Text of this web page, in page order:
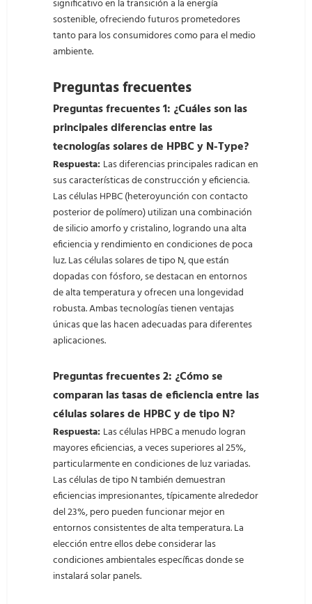
significativo en la transición a la energía
sostenible, ofreciendo futuros prometedores
tanto para los consumidores como para el medio
ambiente.
Preguntas frecuentes
Preguntas frecuentes 1: ¿Cuáles son las
principales diferencias entre las
tecnologías solares de HPBC y N-Type?
Respuesta: Las diferencias principales radican en
sus características de construcción y eficiencia.
Las células HPBC (heteroyunción con contacto
posterior de polímero) utilizan una combinación
de silicio amorfo y cristalino, logrando una alta
eficiencia y rendimiento en condiciones de poca
luz. Las células solares de tipo N, que están
dopadas con fósforo, se destacan en entornos
de alta temperatura y ofrecen una longevidad
robusta. Ambas tecnologías tienen ventajas
únicas que las hacen adecuadas para diferentes
aplicaciones.
Preguntas frecuentes 2: ¿Cómo se
comparan las tasas de eficiencia entre las
células solares de HPBC y de tipo N?
Respuesta: Las células HPBC a menudo logran
mayores eficiencias, a veces superiores al 25%,
particularmente en condiciones de luz variadas.
Las células de tipo N también demuestran
eficiencias impresionantes, típicamente alrededor
del 23%, pero pueden funcionar mejor en
entornos consistentes de alta temperatura. La
elección entre ellos debe considerar las
condiciones ambientales específicas donde se
instalará solar panels.